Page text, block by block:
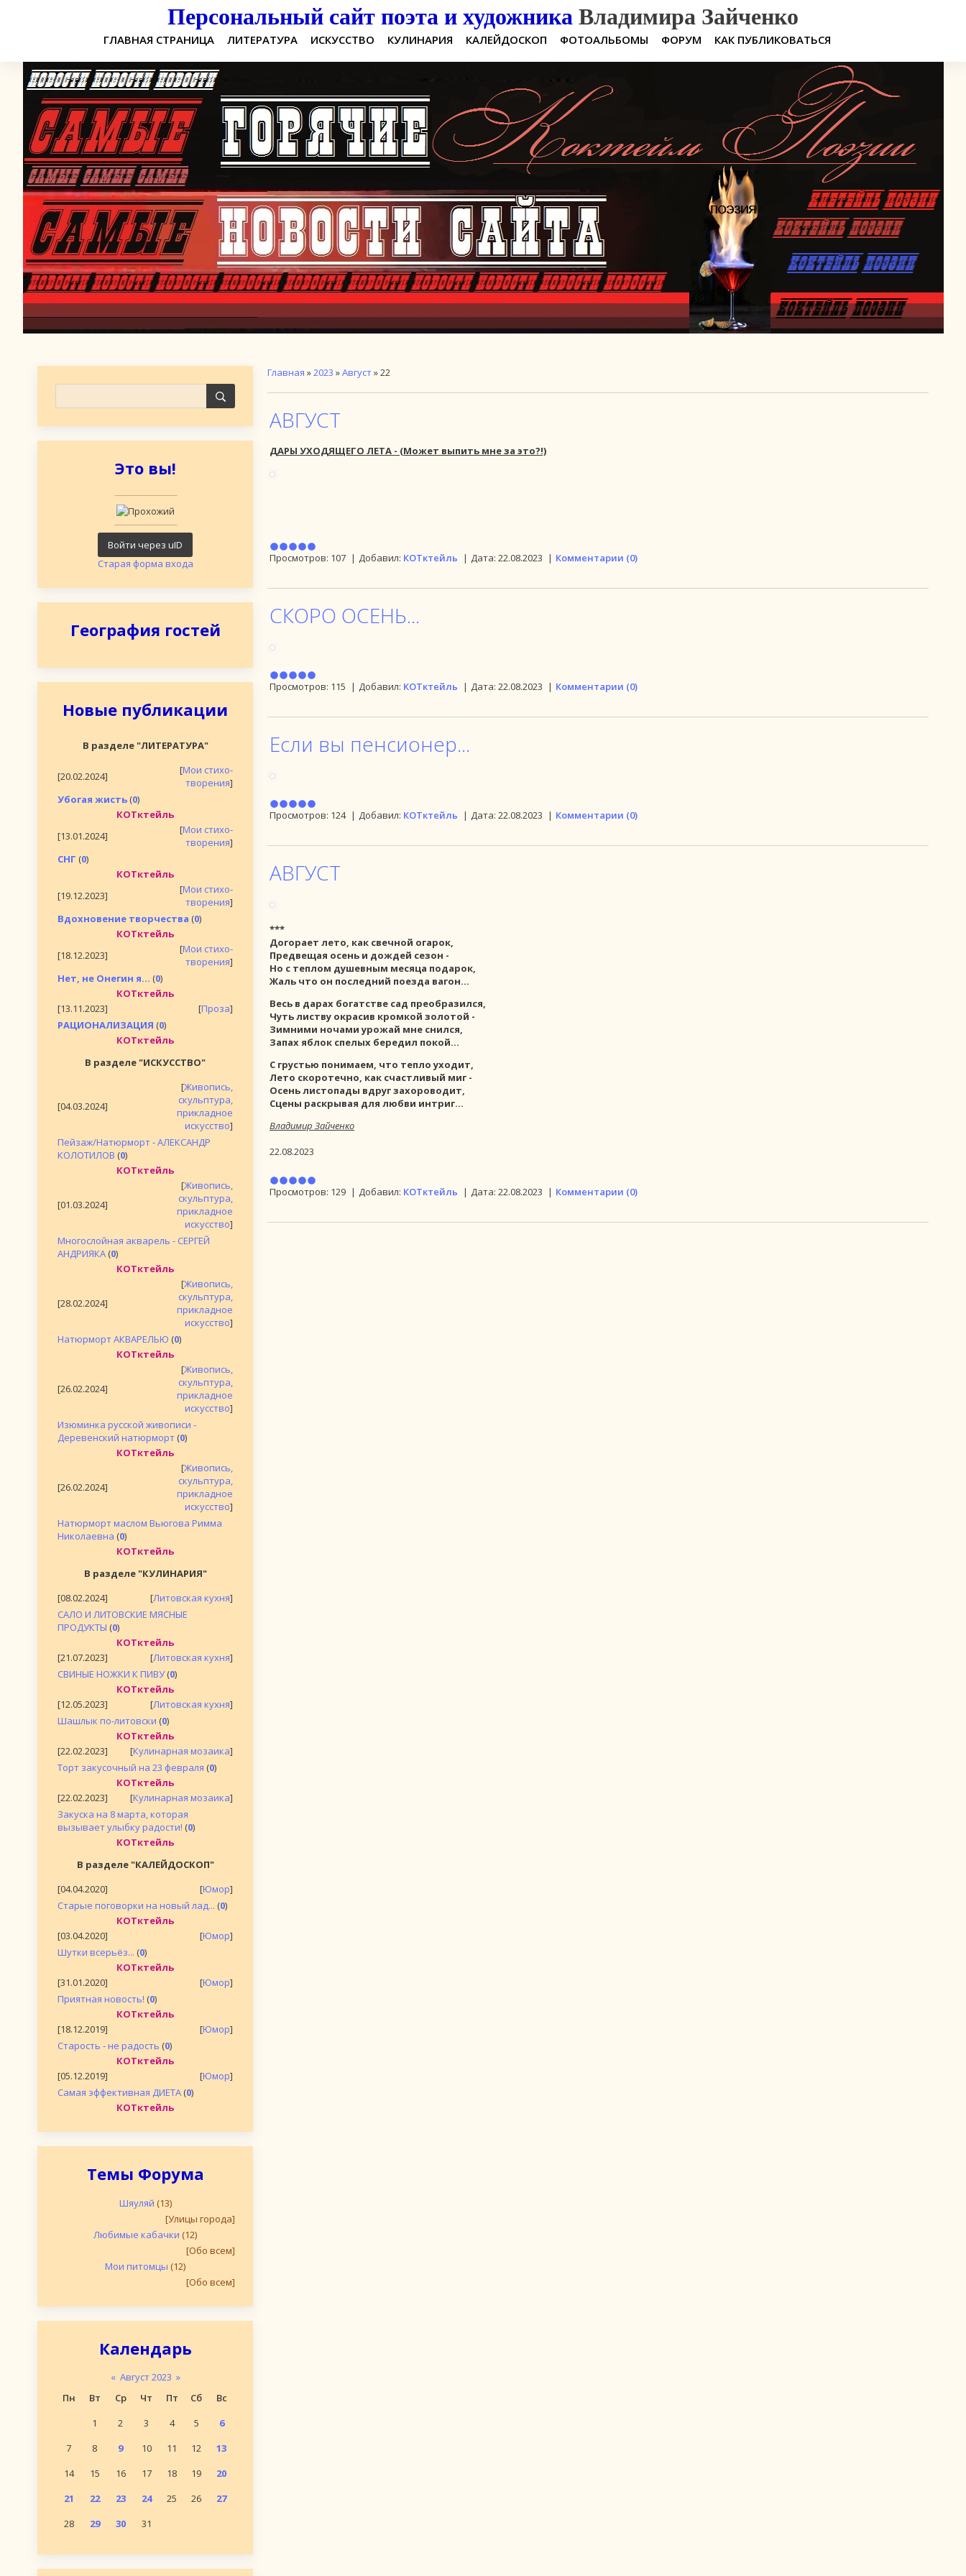
Персональный сайт поэта и художника Владимира Зайченко
ГЛАВНАЯ СТРАНИЦА ЛИТЕРАТУРА ИСКУССТВО КУЛИНАРИЯ КАЛЕЙДОСКОП ФОТОАЛЬБОМЫ ФОРУМ КАК ПУБЛИКОВАТЬСЯ
Это вы!
Войти через uID
Старая форма входа
География гостей
Новые публикации
В разделе "ЛИТЕРАТУРА"
[20.02.2024] [Мои стихо-
творения]
Убогая жисть (0)
КОТктейль
[13.01.2024]
[Мои стихо-
творения]
СНГ (0)
КОТктейль
[19.12.2023]
[Мои стихо-
творения]
Вдохновение творчества (0)
КОТктейль
[18.12.2023]
[Мои стихо-
творения]
Нет, не Онегин я... (0)
КОТктейль
[13.11.2023]
[Проза]
РАЦИОНАЛИЗАЦИЯ (0)
КОТктейль
В разделе "ИСКУССТВО"
[04.03.2024]
[Живопись,
скульптура,
прикладное
искусство]
Пейзаж/Натюрморт - АЛЕКСАНДР
КОЛОТИЛОВ (0)
КОТктейль
[01.03.2024]
[Живопись,
скульптура,
прикладное
искусство]
Многослойная акварель - СЕРГЕЙ
АНДРИЯКА (0)
КОТктейль
[28.02.2024]
[Живопись,
скульптура,
прикладное
искусство]
Натюрморт АКВАРЕЛЬЮ (0)
КОТктейль
[26.02.2024]
[Живопись,
скульптура,
прикладное
искусство]
Изюминка русской живописи -
Деревенский натюрморт (0)
КОТктейль
[26.02.2024]
[Живопись,
скульптура,
прикладное
искусство]
Натюрморт маслом Вьюгова Римма
Николаевна (0)
КОТктейль
В разделе "КУЛИНАРИЯ"
[08.02.2024]
[Литовская кухня]
САЛО И ЛИТОВСКИЕ МЯСНЫЕ
ПРОДУКТЫ (0)
КОТктейль
[21.07.2023]
[Литовская кухня]
СВИНЫЕ НОЖКИ К ПИВУ (0)
КОТктейль
[12.05.2023]
[Литовская кухня]
Шашлык по-литовски (0)
КОТктейль
[22.02.2023]
[Кулинарная мозаика]
Торт закусочный на 23 февраля (0)
КОТктейль
[22.02.2023]
[Кулинарная мозаика]
Закуска на 8 марта, которая
вызывает улыбку радости! (0)
КОТктейль
В разделе "КАЛЕЙДОСКОП"
[04.04.2020]
[Юмор]
Старые поговорки на новый лад... (0)
КОТктейль
[03.04.2020]
[Юмор]
Шутки всерьёз... (0)
КОТктейль
[31.01.2020]
[Юмор]
Приятная новость! (0)
КОТктейль
[18.12.2019]
[Юмор]
Старость - не радость (0)
КОТктейль
[05.12.2019]
[Юмор]
Самая эффективная ДИЕТА (0)
КОТктейль
Темы Форума
Шяуляй (13)
[Улицы города]
Любимые кабачки (12)
[Обо всем]
Мои питомцы (12)
[Обо всем]
Календарь
« Август 2023 »
Пн
Вт Ср Чт Пт Сб
Вс
1
2 3 4 5
6
7
8 9 10 11 12
13
14
15 16 17 18 19
20
21
22 23 24 25 26
27
28
29 30 31
Главная »2023 »Август»22
АВГУСТ
ДАРЫ УХОДЯЩЕГО ЛЕТА - (Может выпить мне за это?!)
Просмотров: 107 | Добавил: КОТктейль | Дата: 22.08.2023 | Комментарии (0)
СКОРО ОСЕНЬ...
Просмотров: 115 | Добавил: КОТктейль | Дата: 22.08.2023 | Комментарии (0)
Если вы пенсионер...
Просмотров: 124 | Добавил: КОТктейль | Дата: 22.08.2023 | Комментарии (0)
АВГУСТ
***
Догорает лето, как свечной огарок,
Предвещая осень и дождей сезон -
Но с теплом душевным месяца подарок,
Жаль что он последний поезда вагон...
Весь в дарах богатстве сад преобразился,
Чуть листву окрасив кромкой золотой -
Зимними ночами урожай мне снился,
Запах яблок спелых бередил покой...
С грустью понимаем, что тепло уходит,
Лето скоротечно, как счастливый миг -
Осень листопады вдруг захороводит,
Сцены раскрывая для любви интриг...
Владимир Зайченко
22.08.2023
Просмотров: 129 | Добавил: КОТктейль | Дата: 22.08.2023 | Комментарии (0)